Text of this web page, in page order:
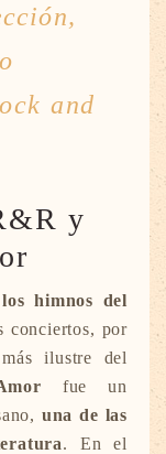
and
y
himnos del
conciertos, por
ilustre del
fue un
una de las
. En el